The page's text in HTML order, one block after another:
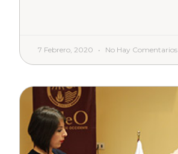
7 Febrero, 2020 No Hay Comentarios